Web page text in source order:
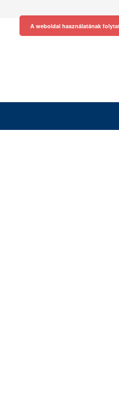
A weboldal használatának